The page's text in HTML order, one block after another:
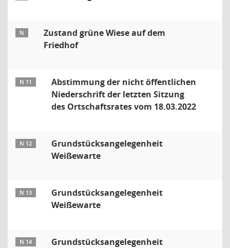
N
Zustand grüne Wiese auf dem
Friedhof
N 11
Abstimmung der nicht öffentlichen
Niederschrift der letzten Sitzung
des Ortschaftsrates vom 18.03.2022
N 12
Grundstücksangelegenheit
Weißewarte
N 13
Grundstücksangelegenheit
Weißewarte
N 14
Grundstücksangelegenheit